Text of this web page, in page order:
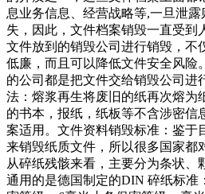
息业务信息、经营战略等,一旦泄
失，因此，文件档案销毁一直受到
文件放到的销毁公司进行销毁，不
低廉，而且可以降低文件安全风险
的公司都是把文件交给销毁公司进
法：熔浆再生将废旧的纸再次熔为
的书本，报纸，纸板等不含涉密信
案适用。文件资料销毁标准：鉴于
来销毁纸质文件，所以很多国家都
从碎纸残骸来看，主要分为条状、
通用的是德国制定的DIN 碎纸标准